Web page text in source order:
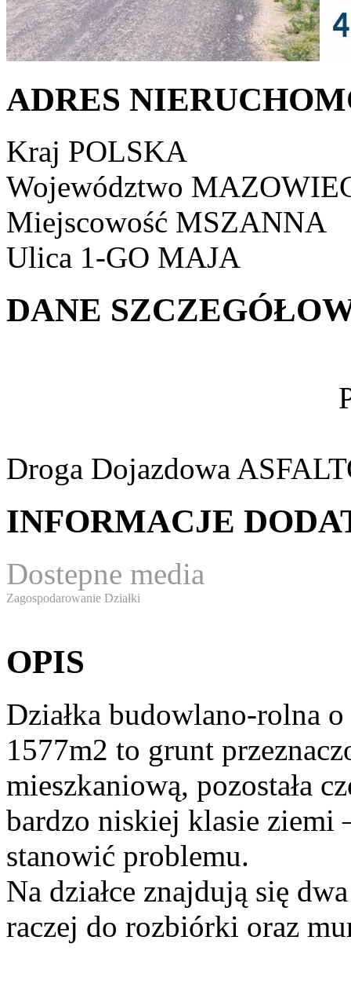
ADRES
Kraj POLSKA
Województwo
Miejscowość MSZANNA
Ulica 1-GO MAJA
DANE
Droga Dojazdowa
INFORMACJE
Dostepne media
Zagospodarowanie Działki
OPIS
Działka budowlano-rolna
1577m2 to grunt
mieszkaniową, pozostała
bardzo niskiej klasie ziemi
stanowić problemu.
Na działce znajdują się
raczej do rozbiórki oraz